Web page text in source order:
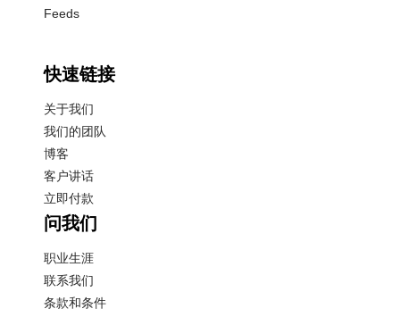
Feeds
快速链接
关于我们
我们的团队
博客
客户讲话
立即付款
问我们
职业生涯
联系我们
条款和条件